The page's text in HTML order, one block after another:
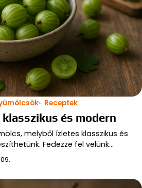
Receptek
és modern
melyből ízletes klasszikus és
Fedezze fel velünk…